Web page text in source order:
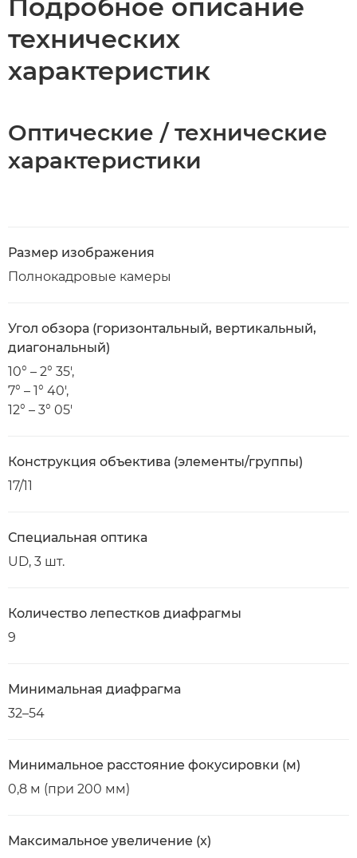
Подробное описание
технических
характеристик
Оптические / технические
характеристики
Размер изображения
Полнокадровые камеры
Угол обзора (горизонтальный, вертикальный,
диагональный)
10° – 2° 35',
7° – 1° 40',
12° – 3° 05'
Конструкция объектива (элементы/группы)
17/11
Специальная оптика
UD, 3 шт.
Количество лепестков диафрагмы
9
Минимальная диафрагма
32–54
Минимальное расстояние фокусировки (м)
0,8 м (при 200 мм)
Максимальное увеличение (x)